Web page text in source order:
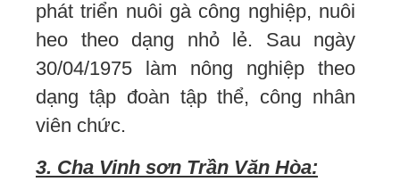
phát triển nuôi gà công nghiệp, nuôi
heo theo dạng nhỏ lẻ. Sau ngày
30/04/1975 làm nông nghiệp theo
dạng tập đoàn tập thể, công nhân
viên chức.
3. Cha Vinh sơn Trần Văn Hòa: